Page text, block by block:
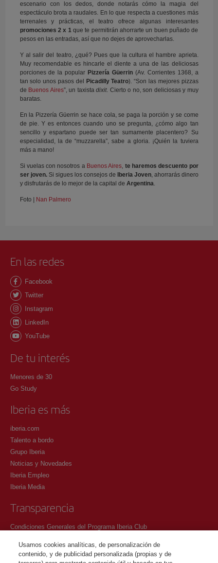
escenario con los dedos, donde notarás cómo la magia del
espectáculo brota a raudales. En lo que respecta a cuestiones más
terrenales y prácticas, el teatro ofrece algunas interesantes
promociones 2 x 1que te permitirán ahorrarte un buen puñado de
pesos en las entradas, así que no dejes de aprovecharlas.
Y al salir del teatro, ¿qué? Pues que la cultura el hambre aprieta.
Muy recomendable es hincarle el diente a una de las deliciosas
porciones de la popular Pizzería Güerrin(Av. Corrientes 1368, a
tan solo unos pasos del
Picadilly Teatro). “Son las mejores pizzas
de Buenos Aires”, un taxista dixit. Cierto o no, son deliciosas y muy
baratas.
En la Pizzería Güerrin se hace cola, se paga la porción y se come
de pie. Y es entonces cuando uno se pregunta, ¿cómo algo tan
sencillo y espartano puede ser tan sumamente placentero? Su
especialidad, la de “muzzarella”, sabe a gloria. ¡Quién la tuviera
más a mano!
Si vuelas con nosotros a Buenos Aires, te haremos descuento por
ser joven.Si sigues los consejos de Iberia Joven, ahorrarás dinero
y disfrutarás de lo mejor de la capital de Argentina.
Foto | Nan Palmero
En las redes
Facebook
Twitter
Instagram
LinkedIn
YouTube
De tu interés
Menores de 30
Go Study
Iberia es más
iberia.com
Talento a bordo
Grupo Iberia
Noticias y Novedades
Iberia Empleo
Iberia Media
Transparencia
Condiciones Generales del Programa Iberia Club
Política de protección de datos personales
Usamos cookies analíticas, de personalización de
contenido, y de publicidad personalizada (propias y de